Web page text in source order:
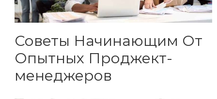
Советы Начинающим От
Опытных Проджект-
менеджеров